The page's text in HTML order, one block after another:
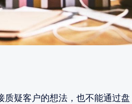
疑客户的想法，也不能通过盘